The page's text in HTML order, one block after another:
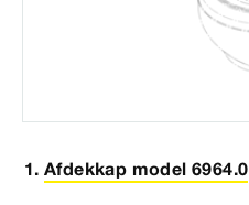
Afdekkap model 6964.0